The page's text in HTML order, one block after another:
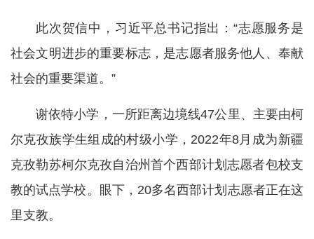
此次贺信中，习近平总书记指出：“志愿服务是
社会文明进步的重要标志，是志愿者服务他人、奉献
社会的重要渠道。”
谢依特小学，一所距离边境线47公里、主要由柯
尔克孜族学生组成的村级小学，2022年8月成为新疆
克孜勒苏柯尔克孜自治州首个西部计划志愿者包校支
教的试点学校。眼下，20多名西部计划志愿者正在这
里支教。